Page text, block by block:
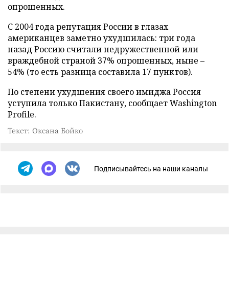
опрошенных.
С 2004 года репутация России в глазах
американцев заметно ухудшилась: три года
назад Россию считали недружественной или
враждебной страной 37% опрошенных, ныне –
54% (то есть разница составила 17 пунктов).
По степени ухудшения своего имиджа Россия
уступила только Пакистану, сообщает Washington
Profile.
Текст: Оксана Бойко
Подписывайтесь на наши каналы